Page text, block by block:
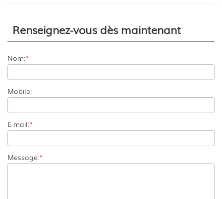
Renseignez-vous dès maintenant
Nom:*
Mobile:
E-mail:*
Message:*